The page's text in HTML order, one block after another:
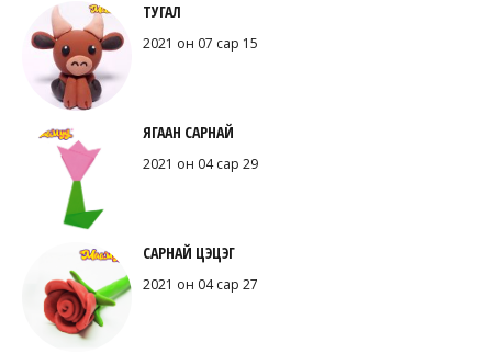
ТУГАЛ
2021 он 07 сар 15
ЯГААН САРНАЙ
2021 он 04 сар 29
САРНАЙ ЦЭЦЭГ
2021 он 04 сар 27